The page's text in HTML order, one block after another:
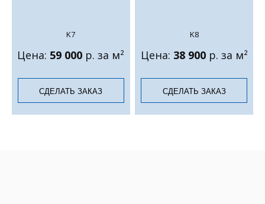
K7
Цена: 59 000 р. за м²
СДЕЛАТЬ ЗАКАЗ
K8
Цена: 38 900р. за м²
СДЕЛАТЬ ЗАКАЗ